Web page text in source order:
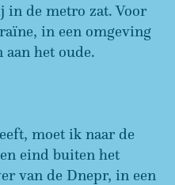
in de metro zat. Voor
in een omgeving
aan het oude.
moet ik naar de
eind buiten het
van de Dnepr, in een